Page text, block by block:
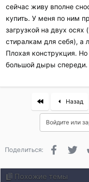
сейчас живу вполне
купить. У меня по ним
загрузкой на двух осях
стиралкам для себя), а
Плохая конструкция.
большой дыры спереди.
First Назад
Войдите или
Поделиться: Facebook
Похожие темы